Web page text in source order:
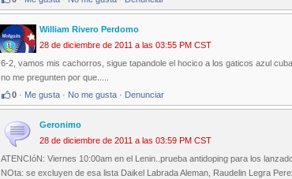
William Rivero Perdomo
28 de diciembre de 2011 a las 03:55 PM CST
6-2, vamos mis cachorros, sigue tapandole el hocico a los gaticos azul
no me pregunten por que.....
0 · Me gusta · No me gusta · Denunciar
Geronimo
28 de diciembre de 2011 a las 03:59 PM CST
ATENCIóN: Viernes 10:00am en el Lenin..prueba antidoping para los
NOta: se excluyen de esa lista Daikel Labrada Aleman, Raudelin Legra